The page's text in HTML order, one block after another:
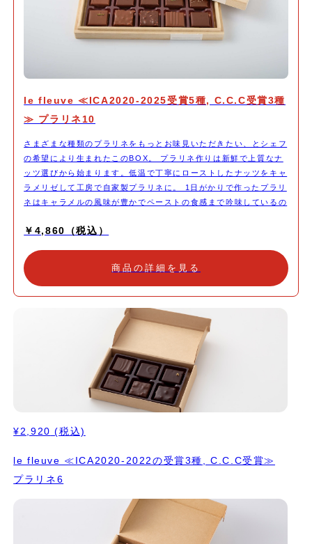
le fleuve ≪ICA2020-2025受賞5種, C.C.C受賞3種
≫ プラリネ10
さまざまな種類のプラリネをもっとお味見いただきたい、とシェフ
の希望により生まれたこのBOX。 プラリネ作りは新鮮で上質なナ
ッツ選びから始まります。低温で丁寧にローストしたナッツをキャ
ラメリゼして工房で自家製プラリネに。 1日がかりで作ったプラリ
ネはキャラメルの風味が豊かでペーストの食感まで吟味しているの
ャラメルの濃さは3種に調整。優しい素材と合わせるプラリネは甘
にするなど、キャラメリゼの工程はシェフだけのお仕事。この自家
製プラリネがあるからこそできた、10種類のプラリネです。 いつ
食感が楽しめるボンボンと、ナッツ感を大切にしつつも口の中で軽
くほどけるボンボンと比べてお味見頂けるのも楽しみの一つです。
お味は左上から順に 1. プラリネアマンドノワゼット イタリア産パ
ルマギルジェンティ種のアーモンドとイタリア産ヘーゼルナッツの
プラリネ。 プレーン味。 2. プラリネシトロン アーモンドプラリ
ネを、愛媛県中島産の オーガニックレモンで爽やかに。 3. プラリ
ネそば アーモンドとヘーゼルナッツのプラリネに、そばの個性的
ア）でゴールド受賞 4. かぼちゃの種プラリネ オーガニックのかぼ
ンテという技法を使って軽く仕上げました。 フランスのカマルグ
のお塩がアクセントになっています。 5. プラリネマンダリン 国産
プラリネと合わせモンテで軽い感じに。 ⭐️ICA2025（アジアパシ
フィックエリア）でシルバー受賞 ⭐️ICA2025（ワールド）でブロ
ンズ受賞 6. 日本茶のプラリネ アーモンドプラリネに、繊細な日本
￥4,860（税込）
商品の詳細を見る
¥2,920 (税込)
le fleuve ≪ICA2020-2022の受賞3種, C.C.C受賞≫
プラリネ6